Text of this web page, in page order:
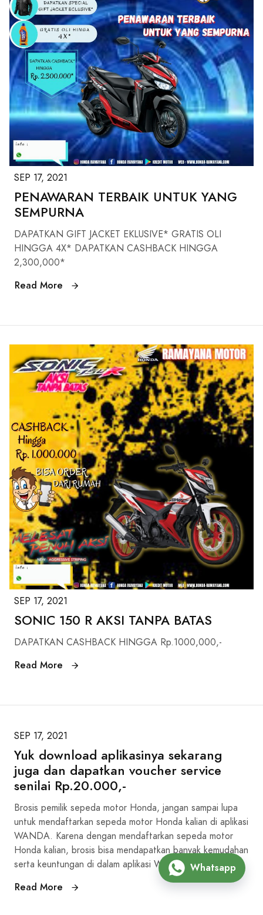
SEP 17, 2021
PENAWARAN TERBAIK UNTUK YANG
SEMPURNA
DAPATKAN GIFT JACKET EKLUSIVE* GRATIS OLI
HINGGA 4X* DAPATKAN CASHBACK HINGGA
2,300,000*
Read More
SEP 17, 2021
SONIC 150 R AKSI TANPA BATAS
DAPATKAN CASHBACK HINGGA Rp.1000,000,-
Read More
SEP 17, 2021
Yuk download aplikasinya sekarang
juga dan dapatkan voucher service
senilai Rp.20.000,-
Brosis pemilik sepeda motor Honda, jangan sampai lupa
untuk mendaftarkan sepeda motor Honda kalian di aplikasi
WANDA. Karena dengan mendaftarkan sepeda motor
Honda kalian, brosis bisa mendapatkan banyak kemudahan
serta keuntungan di dalam aplikasi WANDA.
Read More
Whatsapp